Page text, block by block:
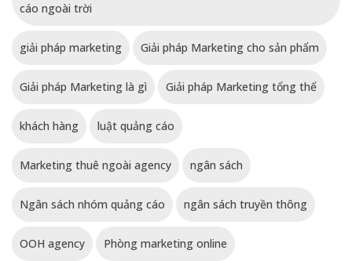
cáo ngoài trời
giải pháp marketing Giải pháp Marketing cho sản phẩm
Giải pháp Marketing là gì Giải pháp Marketing tổng thể
khách hàng luật quảng cáo
Marketing thuê ngoài agency ngân sách
Ngân sách nhóm quảng cáo ngân sách truyền thông
OOH agency Phòng marketing online